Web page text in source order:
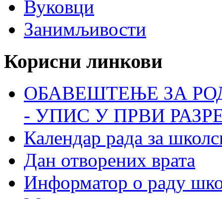
Вуковци
Занимљивости
Корисни линкови
ОБАВЕШТЕЊЕ ЗА
- УПИС У ПРВИ
Календар рада за
Дан отворених врата
Информатор о раду